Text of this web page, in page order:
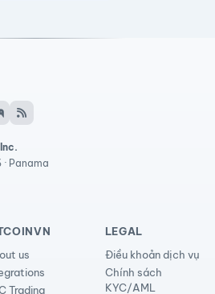
Panama
us
Trading
LEGAL
Điều khoản dịch vụ
Chính sách
KYC/AML